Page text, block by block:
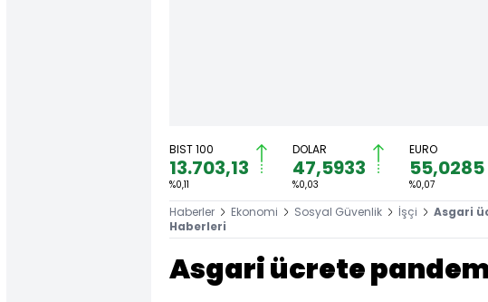
BIST 100
13.703,13
%0,11
DOLAR
47,5933
%0,03
EURO
55,0285
%0,07
Haberler Ekonomi Sosyal Güvenlik İşçi
Asgari
Haberleri
Asgari ücrete